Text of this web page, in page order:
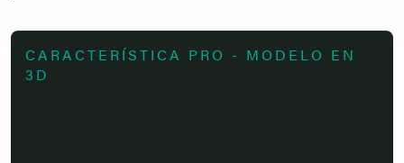
CARACTERÍSTICA PRO - MODELO EN
3D